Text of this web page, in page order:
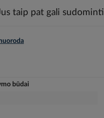
taip pat gali sudominti
būdai